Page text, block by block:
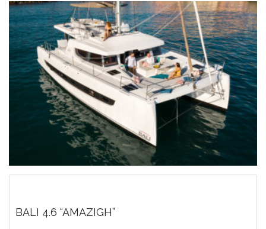
BALI 4.6 “AMAZIGH”